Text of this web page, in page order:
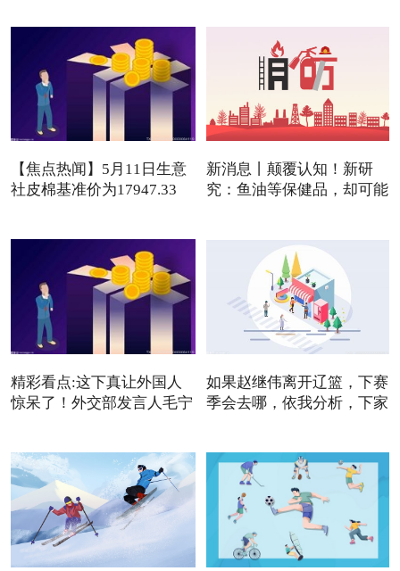
【焦点热闻】5月11日生意
社皮棉基准价为17947.33
新消息丨颠覆认知！新研
究：鱼油等保健品，却可能
精彩看点:这下真让外国人
惊呆了！外交部发言人毛宁
如果赵继伟离开辽篮，下赛
季会去哪，依我分析，下家